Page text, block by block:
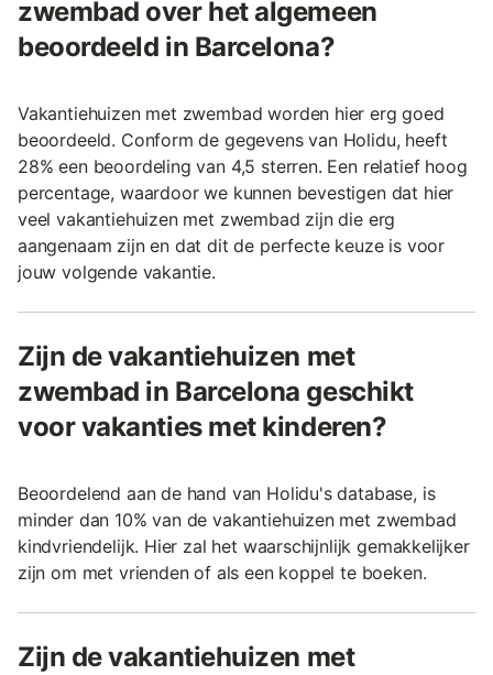
zwembad over het algemeen
beoordeeld in Barcelona?
Vakantiehuizen met zwembad worden hier erg goed
beoordeeld. Conform de gegevens van Holidu, heeft
28% een beoordeling van 4,5 sterren. Een relatief hoog
percentage, waardoor we kunnen bevestigen dat hier
veel vakantiehuizen met zwembad zijn die erg
aangenaam zijn en dat dit de perfecte keuze is voor
jouw volgende vakantie.
Zijn de vakantiehuizen met
zwembad in Barcelona geschikt
voor vakanties met kinderen?
Beoordelend aan de hand van Holidu's database, is
minder dan 10% van de vakantiehuizen met zwembad
kindvriendelijk. Hier zal het waarschijnlijk gemakkelijker
zijn om met vrienden of als een koppel te boeken.
Zijn de vakantiehuizen met